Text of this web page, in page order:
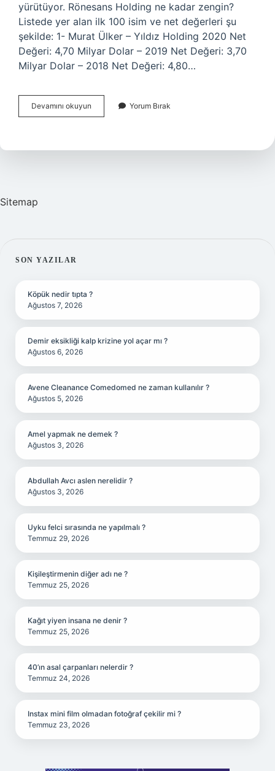
yürütüyor. Rönesans Holding ne kadar zengin?
Listede yer alan ilk 100 isim ve net değerleri şu
şekilde: 1- Murat Ülker – Yıldız Holding 2020 Net
Değeri: 4,70 Milyar Dolar – 2019 Net Değeri: 3,70
Milyar Dolar – 2018 Net Değeri: 4,80…
Devamını okuyun
Ilıcak
Varlığı
Yorum Bırak
Sitemap
SIDEBAR
SON YAZILAR
Köpük nedir tıpta ?
Ağustos 7, 2026
Demir eksikliği kalp krizine yol açar mı ?
Ağustos 6, 2026
Avene Cleanance Comedomed ne zaman kullanılır ?
Ağustos 5, 2026
Amel yapmak ne demek ?
Ağustos 3, 2026
Abdullah Avcı aslen nerelidir ?
Ağustos 3, 2026
Uyku felci sırasında ne yapılmalı ?
Temmuz 29, 2026
Kişileştirmenin diğer adı ne ?
Temmuz 25, 2026
Kağıt yiyen insana ne denir ?
Temmuz 25, 2026
40’ın asal çarpanları nelerdir ?
Temmuz 24, 2026
Instax mini film olmadan fotoğraf çekilir mi ?
Temmuz 23, 2026